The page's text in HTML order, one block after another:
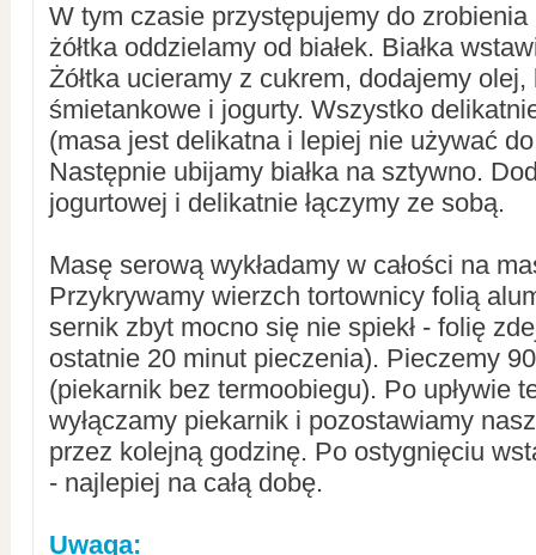
W tym czasie przystępujemy do
żółtka oddzielamy od białek. Białka
Żółtka ucieramy z cukrem, dodajemy olej,
śmietankowe i jogurty. Wszystko
(masa jest delikatna i lepiej nie używać
Następnie ubijamy białka na sztywno.
jogurtowej i delikatnie łączymy ze sobą.
Masę serową wykładamy w całości na
Przykrywamy wierzch tortownicy folią
sernik zbyt mocno się nie spiekł - folię
ostatnie 20 minut pieczenia). Pieczemy
(piekarnik bez termoobiegu). Po upływie
wyłączamy piekarnik i pozostawiamy
przez kolejną godzinę. Po ostygnięciu
- najlepiej na całą dobę.
Uwaga: